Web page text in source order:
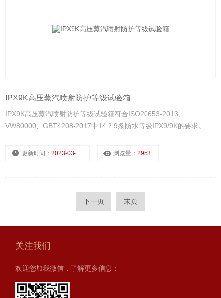
IPX9K高压蒸汽喷射防护等级试验箱
IPX9K高压蒸汽喷射防护等级试验箱符合ISO20653-2013、
VW80000、GBT4208-2017中14.2.9条防水等级IPX9/9K的要求。
更新时间：2023-03-17 浏览量：2953
下一页 末页
关注我们
欢迎您加我微信，了解更多信息：